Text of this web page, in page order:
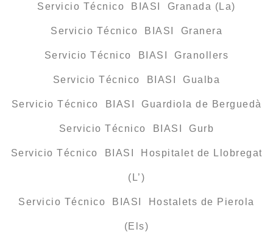
Servicio Técnico BIASI Granada (La)
Servicio Técnico BIASI Granera
Servicio Técnico BIASI Granollers
Servicio Técnico BIASI Gualba
Servicio Técnico BIASI Guardiola de Berguedà
Servicio Técnico BIASI Gurb
Servicio Técnico BIASI Hospitalet de Llobregat
(L’)
Servicio Técnico BIASI Hostalets de Pierola
(Els)